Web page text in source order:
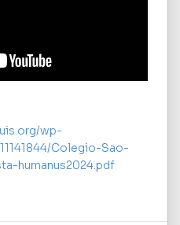
wp-
Colegio-Sao-
humanus2024.pdf